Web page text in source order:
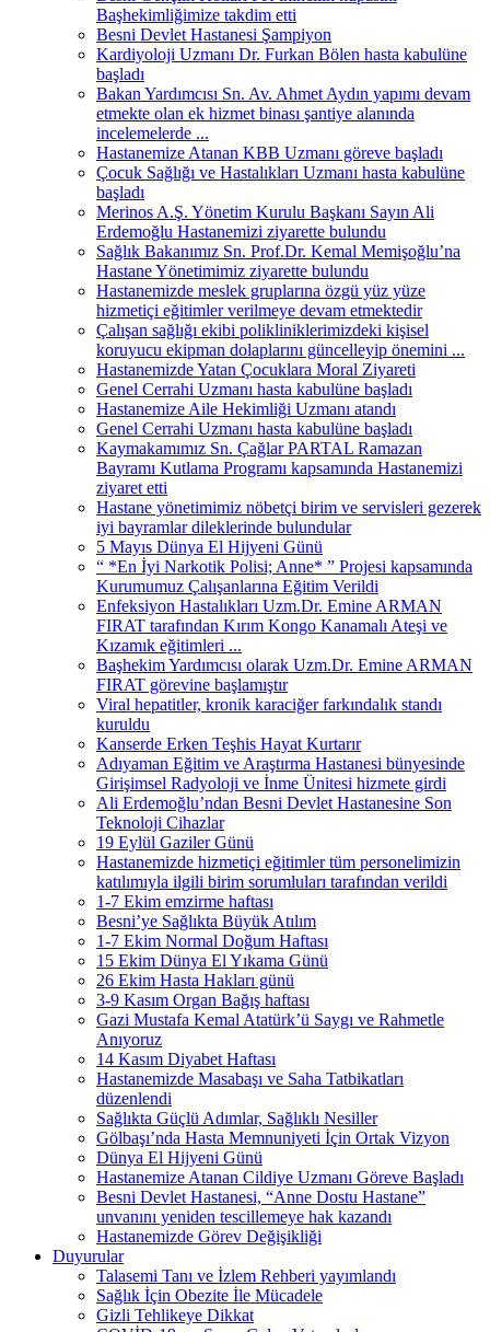
Başhekimliğimize takdim etti
Besni Devlet Hastanesi Şampiyon
Kardiyoloji Uzmanı Dr. Furkan Bölen hasta kabulüne
başladı
Bakan Yardımcısı Sn. Av. Ahmet Aydın yapımı devam
etmekte olan ek hizmet binası şantiye alanında
incelemelerde ...
Hastanemize Atanan KBB Uzmanı göreve başladı
Çocuk Sağlığı ve Hastalıkları Uzmanı hasta kabulüne
başladı
Merinos A.Ş. Yönetim Kurulu Başkanı Sayın Ali
Erdemoğlu Hastanemizi ziyarette bulundu
Sağlık Bakanımız Sn. Prof.Dr. Kemal Memişoğlu’na
Hastane Yönetimimiz ziyarette bulundu
Hastanemizde meslek gruplarına özgü yüz yüze
hizmetiçi eğitimler verilmeye devam etmektedir
Çalışan sağlığı ekibi polikliniklerimizdeki kişisel
koruyucu ekipman dolaplarını güncelleyip önemini ...
Hastanemizde Yatan Çocuklara Moral Ziyareti
Genel Cerrahi Uzmanı hasta kabulüne başladı
Hastanemize Aile Hekimliği Uzmanı atandı
Genel Cerrahi Uzmanı hasta kabulüne başladı
Kaymakamımız Sn. Çağlar PARTAL Ramazan
Bayramı Kutlama Programı kapsamında Hastanemizi
ziyaret etti
Hastane yönetimimiz nöbetçi birim ve servisleri gezerek
iyi bayramlar dileklerinde bulundular
5 Mayıs Dünya El Hijyeni Günü
“ *En İyi Narkotik Polisi; Anne* ” Projesi kapsamında
Kurumumuz Çalışanlarına Eğitim Verildi
Enfeksiyon Hastalıkları Uzm.Dr. Emine ARMAN
FIRAT tarafından Kırım Kongo Kanamalı Ateşi ve
Kızamık eğitimleri ...
Başhekim Yardımcısı olarak Uzm.Dr. Emine ARMAN
FIRAT görevine başlamıştır
Viral hepatitler, kronik karaciğer farkındalık standı
kuruldu
Kanserde Erken Teşhis Hayat Kurtarır
Adıyaman Eğitim ve Araştırma Hastanesi bünyesinde
Girişimsel Radyoloji ve İnme Ünitesi hizmete girdi
Ali Erdemoğlu’ndan Besni Devlet Hastanesine Son
Teknoloji Cihazlar
19 Eylül Gaziler Günü
Hastanemizde hizmetiçi eğitimler tüm personelimizin
katılımıyla ilgili birim sorumluları tarafından verildi
1-7 Ekim emzirme haftası
Besni’ye Sağlıkta Büyük Atılım
1-7 Ekim Normal Doğum Haftası
15 Ekim Dünya El Yıkama Günü
26 Ekim Hasta Hakları günü
3-9 Kasım Organ Bağış haftası
Gazi Mustafa Kemal Atatürk’ü Saygı ve Rahmetle
Anıyoruz
14 Kasım Diyabet Haftası
Hastanemizde Masabaşı ve Saha Tatbikatları
düzenlendi
Sağlıkta Güçlü Adımlar, Sağlıklı Nesiller
Gölbaşı’nda Hasta Memnuniyeti İçin Ortak Vizyon
Dünya El Hijyeni Günü
Hastanemize Atanan Cildiye Uzmanı Göreve Başladı
Besni Devlet Hastanesi, “Anne Dostu Hastane”
unvanını yeniden tescillemeye hak kazandı
Hastanemizde Görev Değişikliği
Duyurular
Talasemi Tanı ve İzlem Rehberi yayımlandı
Sağlık İçin Obezite İle Mücadele
Gizli Tehlikeye Dikkat